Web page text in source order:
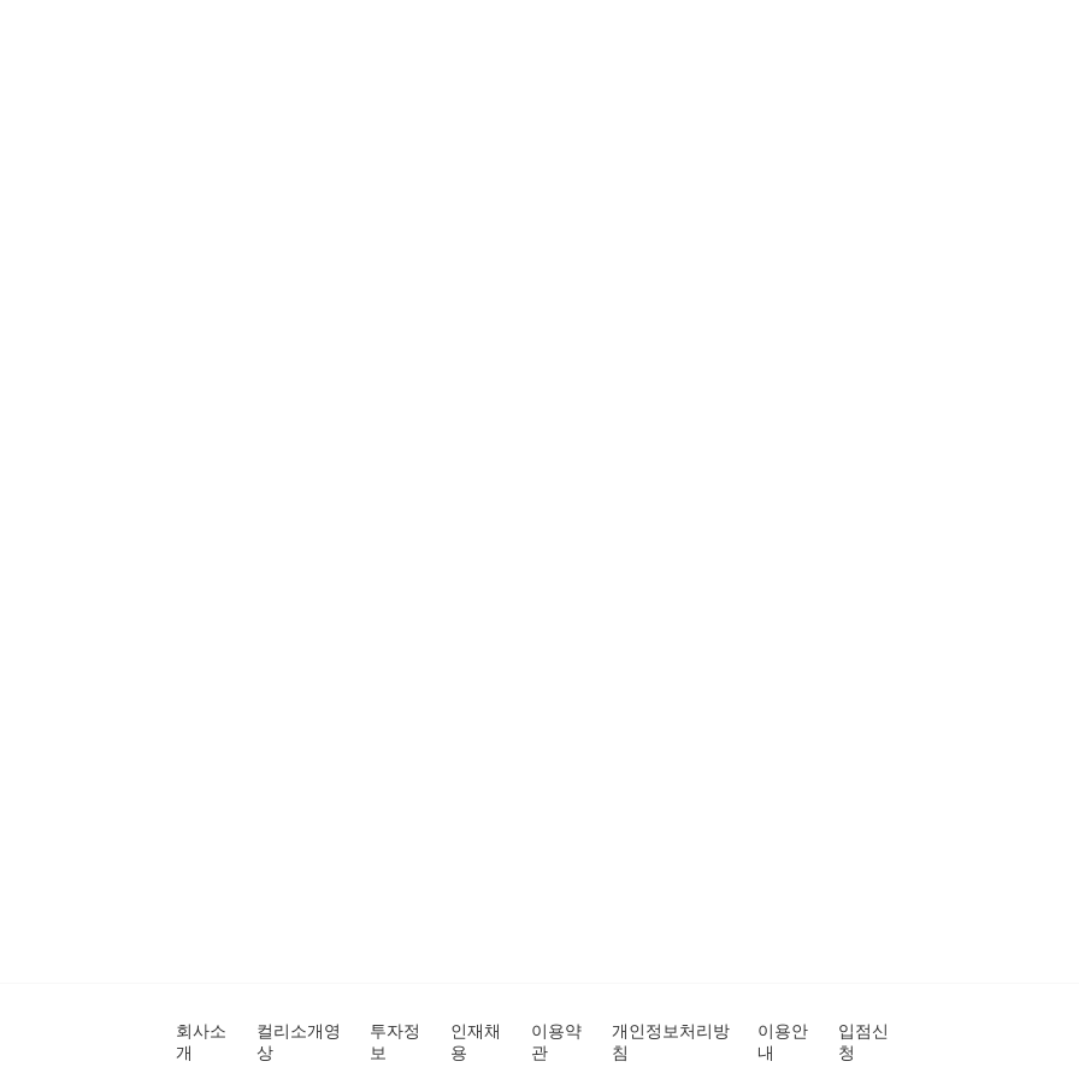
회사소
개
컬리소개영
상
투자정
보
인재채
용
이용약
관
개인정보처리방
침
이용안
내
입점신
청